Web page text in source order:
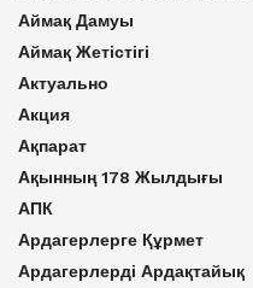
Аймақ Дамуы
Аймақ Жетістігі
Актуально
Акция
Ақпарат
Ақынның 178 Жылдығы
АПК
Ардагерлерге Құрмет
Ардагерлерді Ардақтайық